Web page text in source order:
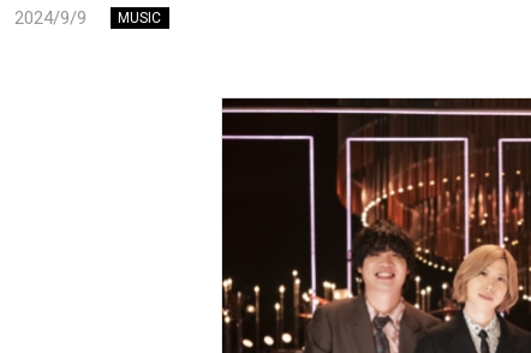
2024/9/9 MUSIC